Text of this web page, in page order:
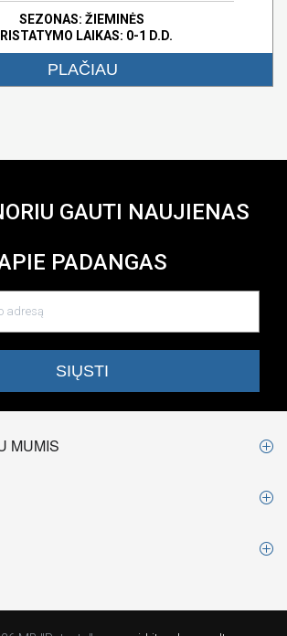
SEZONAS: ŽIEMINĖS
LAIKAS: 0-1 D.D.
PLAČIAU
GAUTI NAUJIENAS
PADANGAS
MUMIS